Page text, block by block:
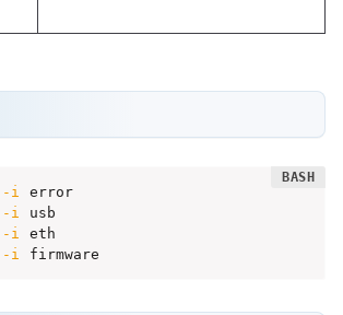
-i
-i
-i
-i firmware